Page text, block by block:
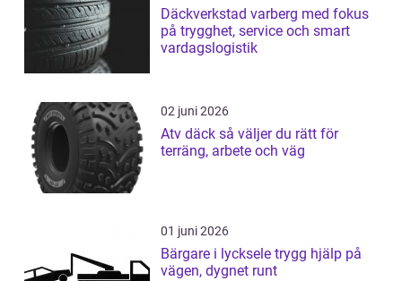
Däckverkstad varberg med fokus
på trygghet, service och smart
vardagslogistik
02 juni 2026
Atv däck så väljer du rätt för
terräng, arbete och väg
01 juni 2026
Bärgare i lycksele trygg hjälp på
vägen, dygnet runt